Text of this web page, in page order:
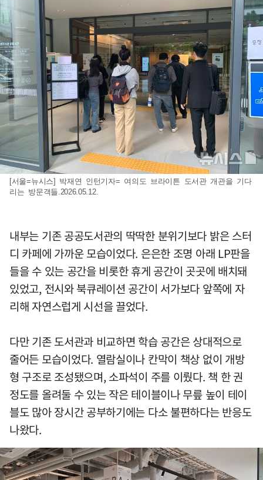
[서울=뉴시스] 박재연 인턴기자= 여의도 브라이튼 도서관 개관을 기다
리는 방문객들.2026.05.12.
내부는 기존 공공도서관의 딱딱한 분위기보다 밝은 스터
디 카페에 가까운 모습이었다. 은은한 조명 아래 LP판을
들을 수 있는 공간을 비롯한 휴게 공간이 곳곳에 배치돼
있었고, 전시와 북큐레이션 공간이 서가보다 앞쪽에 자
리해 자연스럽게 시선을 끌었다.
다만 기존 도서관과 비교하면 학습 공간은 상대적으로
줄어든 모습이었다. 열람실이나 칸막이 책상 없이 개방
형 구조로 조성됐으며, 소파석이 주를 이뤘다. 책 한 권
정도를 올려둘 수 있는 작은 테이블이나 무릎 높이 테이
블도 많아 장시간 공부하기에는 다소 불편하다는 반응도
나왔다.